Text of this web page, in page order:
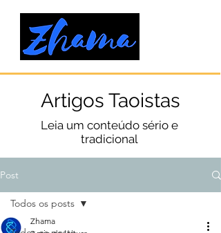
Artigos Taoistas
Leia um conteúdo sério e
tradicional
Post
Todos os posts
Zhama